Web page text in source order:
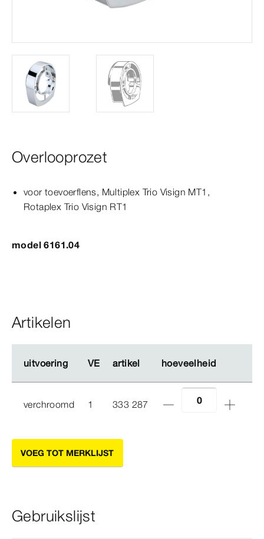
Overlooprozet
voor toevoerflens, Multiplex Trio Visign MT1 ,
Rotaplex Trio Visign RT1
model 6161.04
Artikelen
uitvoering VE artikel hoeveelheid
uitvoering VE artikel hoeveelheid
verchroomd 1 333 287
VOEG TOT MERKLIJST
Gebruikslijst